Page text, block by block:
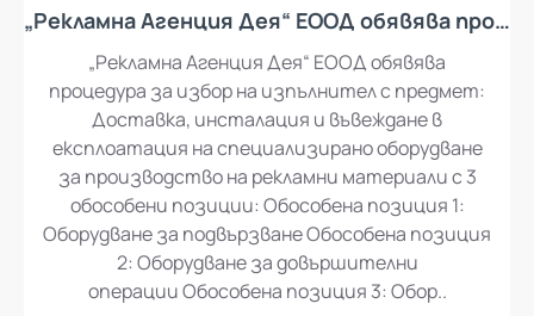
„Рекламна Агенция Дея“ ЕООД обявява процедура за избор на изпълнител с предмет: Доставка, инсталация и въвеждане в експлоатация на специализирано оборудване за производство на рекламни материали
„Рекламна Агенция Дея“ ЕООД обявява
процедура за избор на изпълнител с предмет:
Доставка, инсталация и въвеждане в
експлоатация на специализирано оборудване
за производство на рекламни материали с 3
обособени позиции: Обособена позиция 1:
Оборудване за подвързване Обособена позиция
2: Оборудване за довършителни
операции Обособена позиция 3: Обор..